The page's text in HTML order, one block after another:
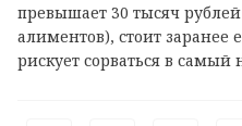
превышает 30 тысяч
алиментов), стоит заранее
рискует сорваться в